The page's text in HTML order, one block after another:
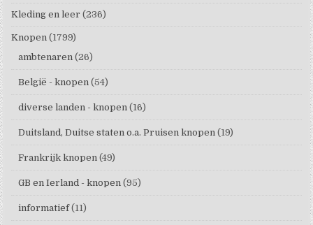
Kleding en leer (236)
Knopen (1799)
ambtenaren (26)
België - knopen (54)
diverse landen - knopen (16)
Duitsland, Duitse staten o.a. Pruisen knopen (19)
Frankrijk knopen (49)
GB en Ierland - knopen (95)
informatief (11)